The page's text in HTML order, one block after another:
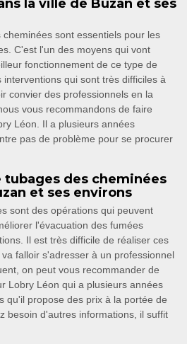
la ville de Buzan et ses
sont essentiels pour les
C'est l'un des moyens qui vont
fonctionnement de ce type de
qui sont très difficiles à
convier des professionnels en la
vous recommandons de faire
Léon. Il a plusieurs années
pas de problème pour se procurer
tubages des cheminées
et ses environs
sont des opérations qui peuvent
l'évacuation des fumées
Il est très difficile de réaliser ces
falloir s'adresser à un professionnel
on peut vous recommander de
Lobry Léon qui a plusieurs années
qu'il propose des prix à la portée de
besoin d'autres informations, il suffit